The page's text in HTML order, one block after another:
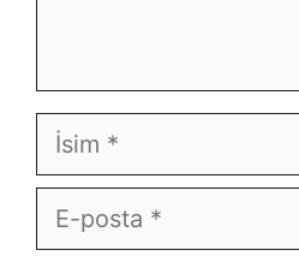
İsim
E-
posta